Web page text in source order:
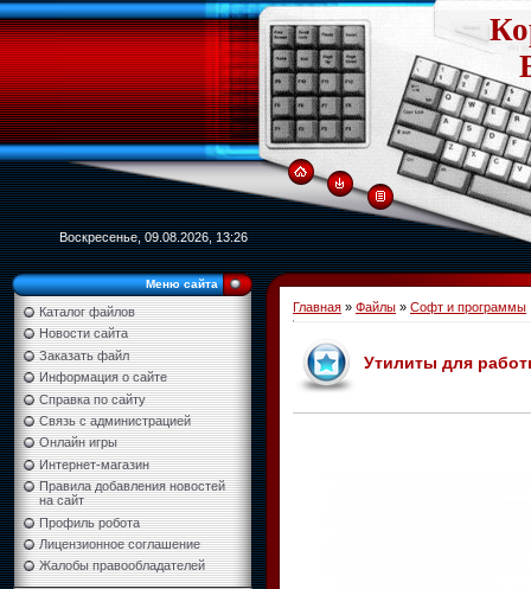
Воскресенье, 09.08.2026, 13:26
Меню сайта
Каталог файлов
Новости сайта
Заказать файл
Информация о сайте
Справка по сайту
Связь с администрацией
Онлайн игры
Интернет-магазин
Правила добавления новостей
на сайт
Профиль робота
Лицензионное соглашение
Жалобы правообладателей
Главная » Файлы » Софт и программы
Утилиты для